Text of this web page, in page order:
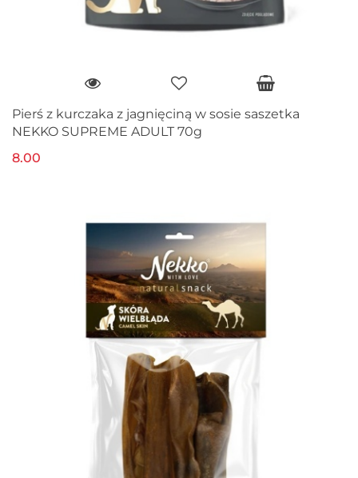
Pierś z kurczaka z jagnięciną w sosie saszetka
NEKKO SUPREME ADULT 70g
8.00